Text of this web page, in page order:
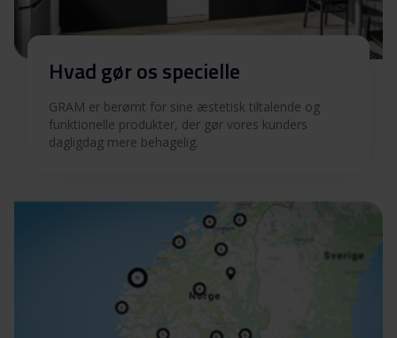
Hvad gør os specielle
GRAM er berømt for sine æstetisk tiltalende og
funktionelle produkter, der gør vores kunders
dagligdag mere behagelig.